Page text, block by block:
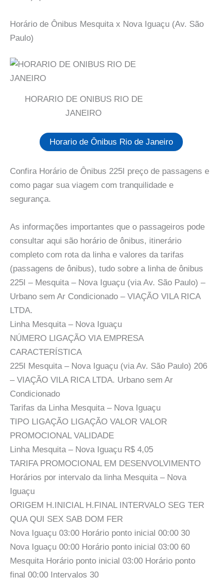
Horário de Ônibus Mesquita x Nova Iguaçu (Av. São
Paulo)
HORARIO DE ONIBUS RIO DE
JANEIRO
Horario de Ônibus Rio de Janeiro
Confira Horário de Ônibus 225I preço de passagens e
como pagar sua viagem com tranquilidade e
segurança.
As informações importantes que o passageiros pode
consultar aqui são horário de ônibus, itinerário
completo com rota da linha e valores da tarifas
(passagens de ônibus), tudo sobre a linha de ônibus
225I – Mesquita – Nova Iguaçu (via Av. São Paulo) –
Urbano sem Ar Condicionado – VIAÇÃO VILA RICA
LTDA.
Linha Mesquita – Nova Iguaçu
NÚMERO LIGAÇÃO VIA EMPRESA
CARACTERÍSTICA
225I Mesquita – Nova Iguaçu (via Av. São Paulo) 206
– VIAÇÃO VILA RICA LTDA. Urbano sem Ar
Condicionado
Tarifas da Linha Mesquita – Nova Iguaçu
TIPO LIGAÇÃO LIGAÇÃO VALOR VALOR
PROMOCIONAL VALIDADE
Linha Mesquita – Nova Iguaçu R$ 4,05
TARIFA PROMOCIONAL EM DESENVOLVIMENTO
Horários por intervalo da linha Mesquita – Nova
Iguaçu
ORIGEM H.INICIAL H.FINAL INTERVALO SEG TER
QUA QUI SEX SAB DOM FER
Nova Iguaçu 03:00 Horário ponto inicial 00:00 30
Nova Iguaçu 00:00 Horário ponto inicial 03:00 60
Mesquita Horário ponto inicial 03:00 Horário ponto
final 00:00 Intervalos 30